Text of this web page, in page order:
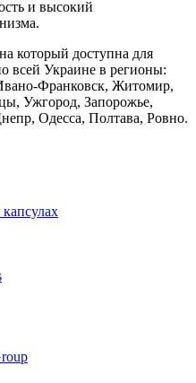
и высокий
который доступна для
всей Украине в регионы:
Франковск, Житомир,
Ужгород, Запорожье,
Одесса, Полтава, Ровно.